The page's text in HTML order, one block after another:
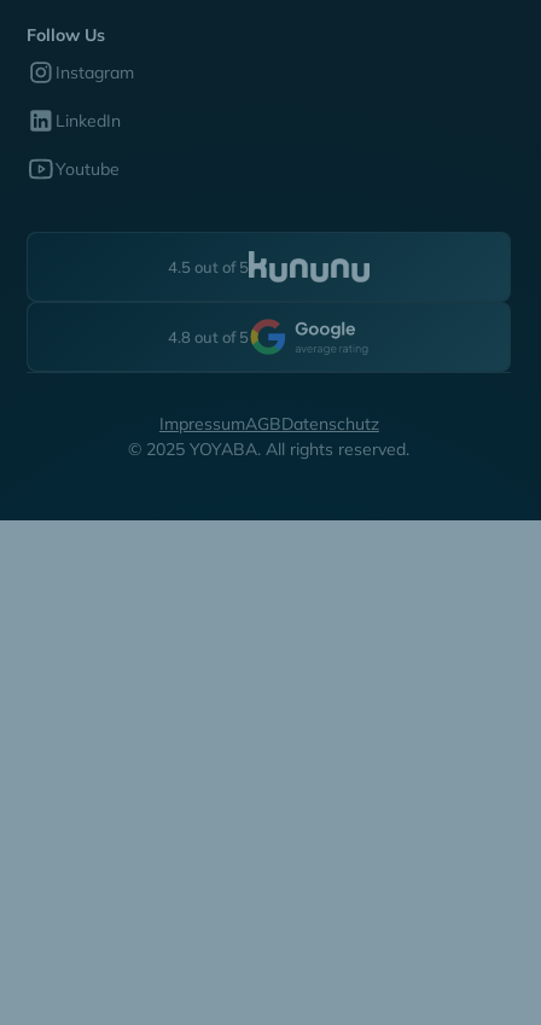
Follow Us
Instagram
LinkedIn
Youtube
4.5 out of 5
4.8 out of 5
© 2025 YOYABA. All rights reserved.
ImpressumAGBDatenschutz